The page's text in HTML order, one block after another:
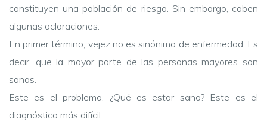
constituyen una población de riesgo. Sin embargo, caben
algunas aclaraciones.
En primer término, vejez no es sinónimo de enfermedad. Es
decir, que la mayor parte de las personas mayores son
sanas.
Este es el problema. ¿Qué es estar sano? Este es el
diagnóstico más difícil.